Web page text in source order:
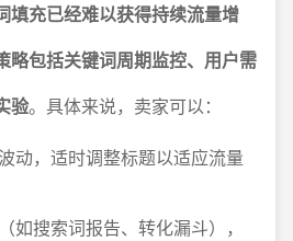
填充已经难以获得持续流量增
略包括关键词周期监控、用户需
验。具体来说，卖家可以：
动，适时调整标题以适应流量
如搜索词报告、转化漏斗），